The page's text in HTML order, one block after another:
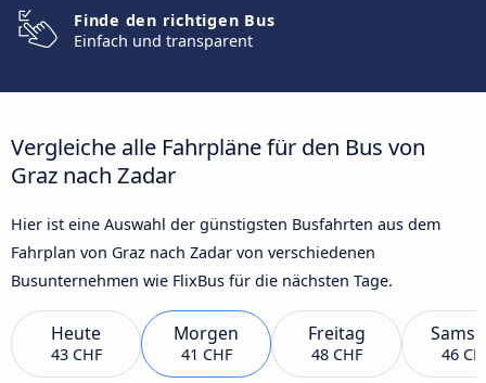
Finde den richtigen Bus
Einfach und transparent
Vergleiche alle Fahrpläne für den Bus von
Graz nach Zadar
Hier ist eine Auswahl der günstigsten Busfahrten aus dem
Fahrplan von Graz nach Zadar von verschiedenen
Busunternehmen wie FlixBus für die nächsten Tage.
Heute
43 CHF
Morgen
41 CHF
Freitag
48 CHF 46